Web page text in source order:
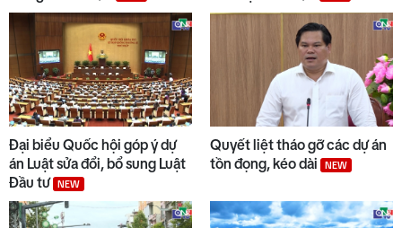
Đại biểu Quốc hội góp ý dự
án Luật sửa đổi, bổ sung Luật
Đầu tư NEW
Quyết liệt tháo gỡ các dự án
tồn đọng, kéo dài
NEW